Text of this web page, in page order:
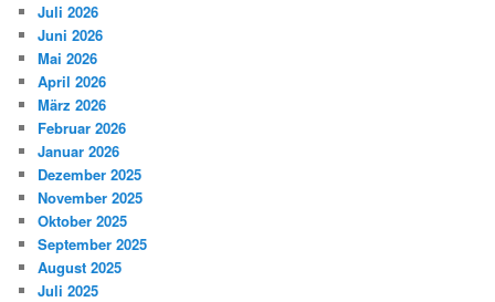
Juli 2026
Juni 2026
Mai 2026
April 2026
März 2026
Februar 2026
Januar 2026
Dezember 2025
November 2025
Oktober 2025
September 2025
August 2025
Juli 2025